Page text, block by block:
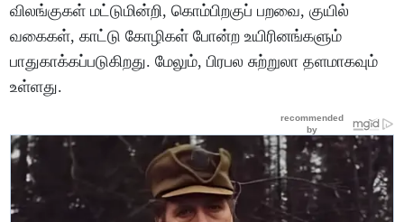
விலங்குகள் மட்டுமின்றி, கொம்பிறகுப் பறவை, குயில்
வகைகள், காட்டு கோழிகள் போன்ற உயிரினங்களும்
பாதுகாக்கப்படுகிறது. மேலும், பிரபல சுற்றுலா தளமாகவும்
உள்ளது.